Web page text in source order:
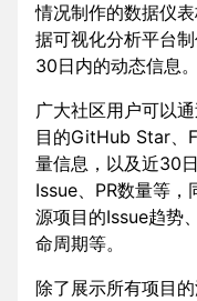
情况制作的数据仪
据可视化分析平台
30日内的动态信息。
广大社区用户可以
目的GitHub Star、
量信息，以及近30
Issue、PR数量等
源项目的Issue趋势
命周期等。
除了展示所有项目